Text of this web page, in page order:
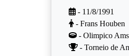
- 11/8/1991
- Frans Houben
- Olimpico
- Torneio de